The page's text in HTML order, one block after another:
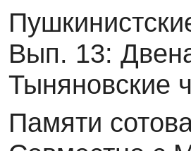
Вып. 13:
Тыняновские
Памяти